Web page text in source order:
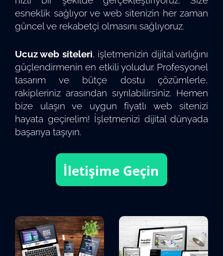
esneklik sağlıyor ve web sitenizin her zaman
güncel ve rekabetçi olmasını sağlıyoruz.
Ucuz web siteleri, işletmenizin dijital varlığını
güçlendirmenin en etkili yoludur. Profesyonel
tasarım ve bütçe dostu çözümlerle,
rakipleriniz arasından sıyrılabilirsiniz. Hemen
bize ulaşın ve uygun fiyatlı web sitenizi
hayata geçirelim! İşletmenizi dijital dünyada
başarıya taşıyın.